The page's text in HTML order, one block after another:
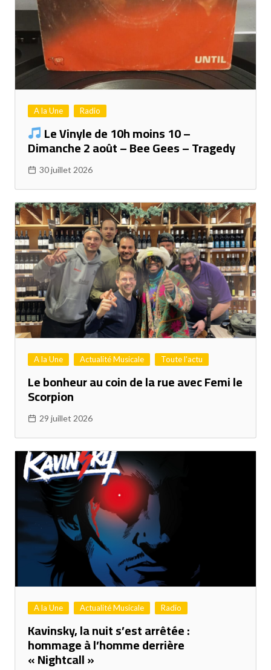
A la Une Radio
Le Vinyle de 10h moins 10 –
Dimanche 2 août – Bee Gees – Tragedy
30 juillet 2026
A la Une Actualité Musicale Toute l'actu
Le bonheur au coin de la rue avec Femi le
Scorpion
29 juillet 2026
A la Une Actualité Musicale Radio
Kavinsky, la nuit s’est arrêtée :
hommage à l’homme derrière
« Nightcall »